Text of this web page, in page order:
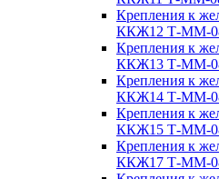
Крепления к
ККЖ12 Т-ММ-
Крепления к
ККЖ13 Т-ММ-
Крепления к
ККЖ14 Т-ММ-
Крепления к
ККЖ15 Т-ММ-
Крепления к
ККЖ17 Т-ММ-